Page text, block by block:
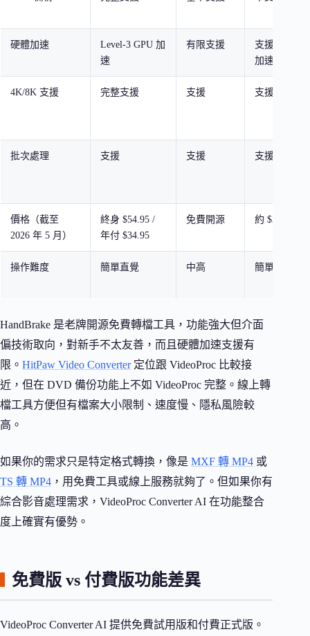
硬體加速
Level-3 GPU 加
速
有限支援
支援 GPU
加速
4K/8K 支援 完整支援 支援 支援
批次處理 支援 支援 支援
價格（截至
2026 年 5 月）
終身 $54.95 /
年付 $34.95
免費開源 約 $35 起
操作難度 簡單直覺 中高 簡單
HandBrake 是老牌開源免費轉檔工具，功能強大但介面
偏技術取向，對新手不太友善，而且硬體加速支援有
限。 HitPaw Video Converter定位跟 VideoProc 比較接
近，但在 DVD 備份功能上不如 VideoProc 完整。線上轉
檔工具方便但有檔案大小限制、速度慢、隱私風險較
高。
如果你的需求只是特定格式轉換，像是 MXF 轉 MP4 或
TS 轉 MP4 ，用免費工具或線上服務就夠了。但如果你有
綜合影音處理需求，VideoProc Converter AI 在功能整合
度上確實有優勢。
免費版 vs 付費版功能差異
VideoProc Converter AI 提供免費試用版和付費正式版。